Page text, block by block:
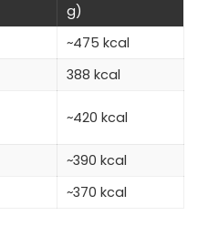
g)
~475 kcal
388 kcal
~420 kcal
~390 kcal
~370 kcal